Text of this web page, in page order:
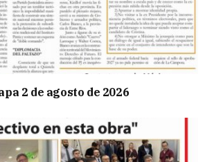
2 de agosto de 2026